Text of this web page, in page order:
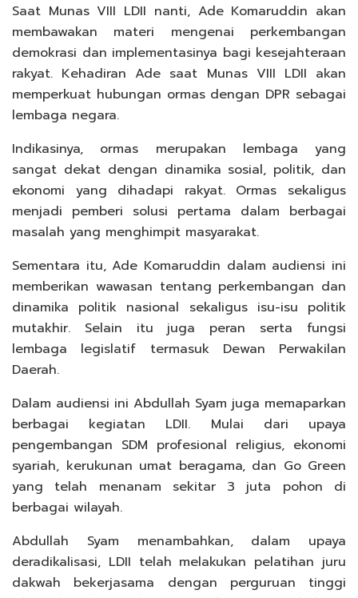
Saat Munas VIII LDII nanti, Ade Komaruddin akan
membawakan materi mengenai perkembangan
demokrasi dan implementasinya bagi kesejahteraan
rakyat. Kehadiran Ade saat Munas VIII LDII akan
memperkuat hubungan ormas dengan DPR sebagai
lembaga negara.
Indikasinya, ormas merupakan lembaga yang
sangat dekat dengan dinamika sosial, politik, dan
ekonomi yang dihadapi rakyat. Ormas sekaligus
menjadi pemberi solusi pertama dalam berbagai
masalah yang menghimpit masyarakat.
Sementara itu, Ade Komaruddin dalam audiensi ini
memberikan wawasan tentang perkembangan dan
dinamika politik nasional sekaligus isu-isu politik
mutakhir. Selain itu juga peran serta fungsi
lembaga legislatif termasuk Dewan Perwakilan
Daerah.
Dalam audiensi ini Abdullah Syam juga memaparkan
berbagai kegiatan LDII. Mulai dari upaya
pengembangan SDM profesional religius, ekonomi
syariah, kerukunan umat beragama, dan Go Green
yang telah menanam sekitar 3 juta pohon di
berbagai wilayah.
Abdullah Syam menambahkan, dalam upaya
deradikalisasi, LDII telah melakukan pelatihan juru
dakwah bekerjasama dengan perguruan tinggi